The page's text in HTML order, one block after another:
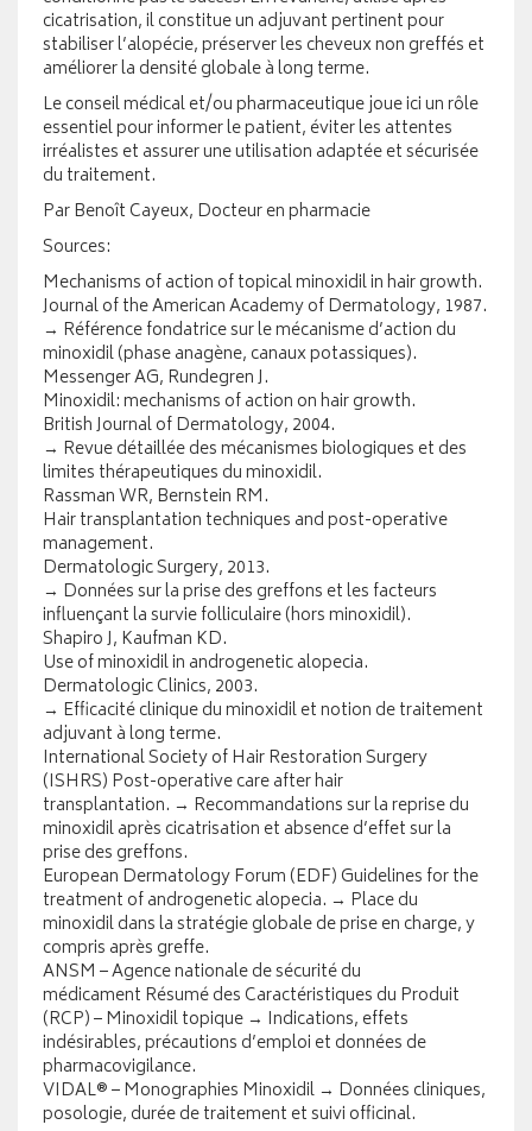
cicatrisation, il constitue un adjuvant pertinent pour
stabiliser l’alopécie, préserver les cheveux non greffés et
améliorer la densité globale à long terme.
Le conseil médical et/ou pharmaceutique joue ici un rôle
essentiel pour informer le patient, éviter les attentes
irréalistes et assurer une utilisation adaptée et sécurisée
du traitement.
Par Benoît Cayeux, Docteur en pharmacie
Sources:
Mechanisms of action of topical minoxidil in hair growth.
Journal of the American Academy of Dermatology, 1987.
→ Référence fondatrice sur le mécanisme d’action du
minoxidil (phase anagène, canaux potassiques).
Messenger AG, Rundegren J.
Minoxidil: mechanisms of action on hair growth.
British Journal of Dermatology, 2004.
→ Revue détaillée des mécanismes biologiques et des
limites thérapeutiques du minoxidil.
Rassman WR, Bernstein RM.
Hair transplantation techniques and post-operative
management.
Dermatologic Surgery, 2013.
→ Données sur la prise des greffons et les facteurs
influençant la survie folliculaire (hors minoxidil).
Shapiro J, Kaufman KD.
Use of minoxidil in androgenetic alopecia.
Dermatologic Clinics, 2003.
→ Efficacité clinique du minoxidil et notion de traitement
adjuvant à long terme.
International Society of Hair Restoration Surgery
(ISHRS) Post-operative care after hair
transplantation. → Recommandations sur la reprise du
minoxidil après cicatrisation et absence d’effet sur la
prise des greffons.
European Dermatology Forum (EDF) Guidelines for the
treatment of androgenetic alopecia. → Place du
minoxidil dans la stratégie globale de prise en charge, y
compris après greffe.
ANSM – Agence nationale de sécurité du
médicament Résumé des Caractéristiques du Produit
(RCP) – Minoxidil topique → Indications, effets
indésirables, précautions d’emploi et données de
pharmacovigilance.
VIDAL® – Monographies Minoxidil → Données cliniques,
posologie, durée de traitement et suivi officinal.